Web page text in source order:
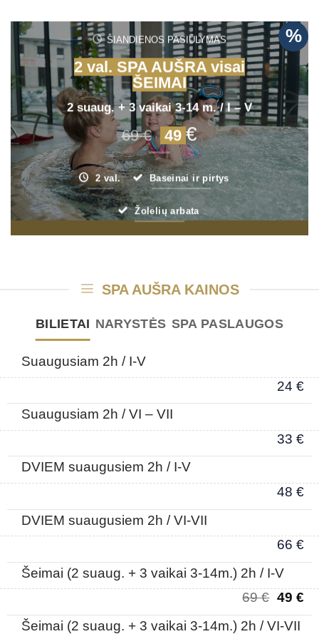
ŠIANDIENOS PASIŪLYMAS
2 val. SPA AUŠRA visai
ŠEIMAI
2 suaug. + 3 vaikai 3-14 m. / I – V
69€ 49€
2 val. Baseinai ir pirtys
Žolelių arbata
%
SPA AUŠRA KAINOS
BILIETAI NARYSTĖS SPA PASLAUGOS
Suaugusiam 2h / I-V
24€
Suaugusiam 2h / VI – VII
33€
DVIEM suaugusiem 2h / I-V
48€
DVIEM suaugusiem 2h / VI-VII
66€
Šeimai (2 suaug. + 3 vaikai 3-14m.) 2h / I-V
69€ 49€
Šeimai (2 suaug. + 3 vaikai 3-14m.) 2h / VI-VII